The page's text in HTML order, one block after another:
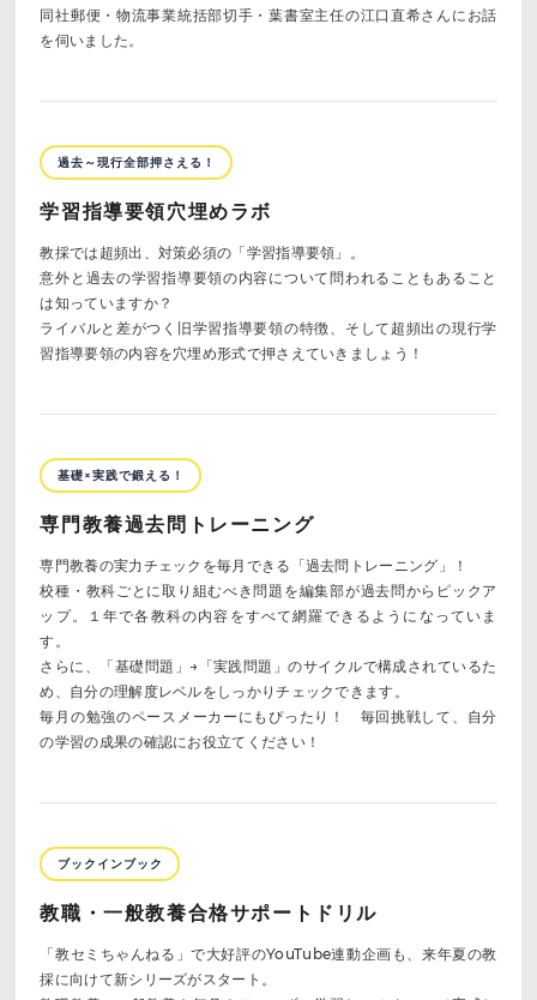
同社郵便・物流事業統括部切手・葉書室主任の江口直希さんにお話
を伺いました。
過去～現行全部押さえる！
学習指導要領穴埋めラボ
教採では超頻出、対策必須の「学習指導要領」。
意外と過去の学習指導要領の内容について問われることもあること
は知っていますか？
ライバルと差がつく旧学習指導要領の特徴、そして超頻出の現行学
習指導要領の内容を穴埋め形式で押さえていきましょう！
基礎×実践で鍛える！
専門教養過去問トレーニング
専門教養の実力チェックを毎月できる「過去問トレーニング」！
校種・教科ごとに取り組むべき問題を編集部が過去問からピックア
ップ。１年で各教科の内容をすべて網羅できるようになっていま
す。
さらに、「基礎問題」→「実践問題」のサイクルで構成されているた
め、自分の理解度レベルをしっかりチェックできます。
毎月の勉強のペースメーカーにもぴったり！ 毎回挑戦して、自分
の学習の成果の確認にお役立てください！
ブックインブック
教職・一般教養合格サポートドリル
「教セミちゃんねる」で大好評のYouTube連動企画も、来年夏の教
採に向けて新シリーズがスタート。